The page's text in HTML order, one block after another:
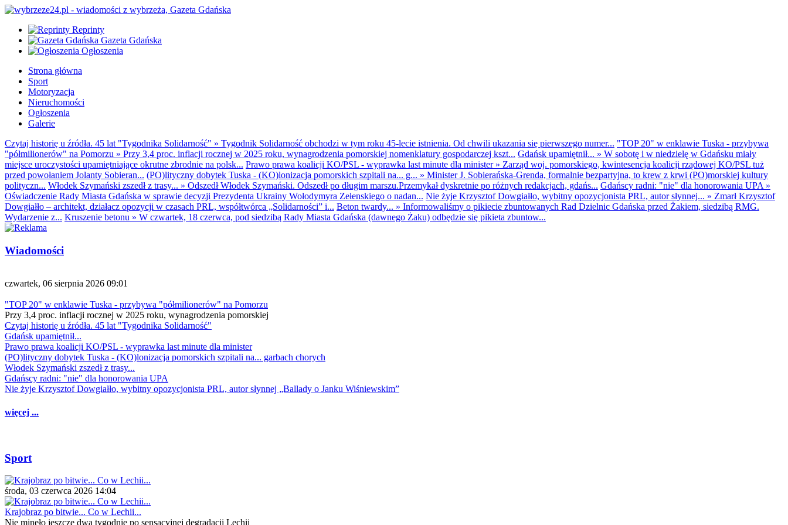
Reprinty
Gazeta Gdańska
Ogłoszenia
Strona główna
Sport
Motoryzacja
Nieruchomości
Ogłoszenia
Galerie
Czytaj historię u źródła. 45 lat "Tygodnika Solidarność" » Tygodnik Solidarność obchodzi w tym roku 45-lecie istnienia. Od chwili ukazania się pierwszego numer... "TOP 20" w enklawie Tuska - przybywa
"półmilionerów" na Pomorzu » Przy 3,4 proc. inflacji rocznej w 2025 roku, wynagrodzenia pomorskiej nomenklatury gospodarczej kszt... Gdańsk upamiętnił... » W sobotę i w niedzielę w Gdańsku miały
miejsce uroczystości upamiętniające okrutne zbrodnie na polsk... Prawo prawa koalicji KO/PSL - wyprawka last minute dla minister» Zarząd woj. pomorskiego, kwintesencja koalicji rządowej KO/PSL tuż
przed powołaniem Jolanty Sobieran... (PO)lityczny dobytek Tuska - (KO)lonizacja pomorskich szpitali na... g... » Minister J. Sobierańska-Grenda, formalnie bezpartyjna, to krew z krwi (PO)morskiej kultury
polityczn... Włodek Szymański zszedł z trasy... » Odszedł Włodek Szymański. Odszedł po długim marszu.Przemykał dyskretnie po różnych redakcjach, gdańs... Gdańscy radni: "nie" dla honorowania UPA »
Oświadczenie Rady Miasta Gdańska w sprawie decyzji Prezydenta Ukrainy Wołodymyra Zełenskiego o nadan... Nie żyje Krzysztof Dowgiałło, wybitny opozycjonista PRL, autor słynnej... » Zmarł Krzysztof
Dowgiałło – architekt, działacz opozycji w czasach PRL, współtwórca „Solidarności” i... Beton twardy... » Informowaliśmy o pikiecie zbuntowanych Rad Dzielnic Gdańska przed Żakiem, siedzibą RMG.
Wydarzenie z... Kruszenie betonu » W czwartek, 18 czerwca, pod siedzibą Rady Miasta Gdańska (dawnego Żaku) odbędzie się pikieta zbuntow...
Wiadomości
czwartek, 06 sierpnia 2026 09:01
"TOP 20" w enklawie Tuska - przybywa "półmilionerów" na Pomorzu
Przy 3,4 proc. inflacji rocznej w 2025 roku, wynagrodzenia pomorskiej
Czytaj historię u źródła. 45 lat "Tygodnika Solidarność"
Gdańsk upamiętnił...
Prawo prawa koalicji KO/PSL - wyprawka last minute dla minister
(PO)lityczny dobytek Tuska - (KO)lonizacja pomorskich szpitali na... garbach chorych
Włodek Szymański zszedł z trasy...
Gdańscy radni: "nie" dla honorowania UPA
Nie żyje Krzysztof Dowgiałło, wybitny opozycjonista PRL, autor słynnej „Ballady o Janku Wiśniewskim”
więcej ...
Sport
środa, 03 czerwca 2026 14:04
Krajobraz po bitwie... Co w Lechii...
Nie minęło jeszcze dwa tygodnie po sensacyjnej degradacji Lechii